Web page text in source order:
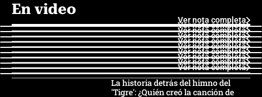
En video
Ver nota completa
Ver nota completa
Ver nota completa
Ver nota completa
Ver nota completa
Ver nota completa
Ver nota completa
Ver nota completa
Ver nota completa
Ver nota completa
La historia detrás del himno del
'Tigre': ¿Quién creó la canción de